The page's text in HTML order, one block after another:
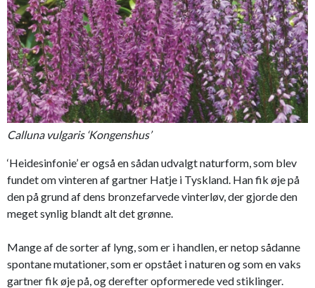
Calluna vulgaris ‘Kongenshus’
‘Heidesinfonie’ er også en sådan udvalgt naturform, som blev
fundet om vinteren af gartner Hatje i Tyskland. Han fik øje på
den på grund af dens bronzefarvede vinterløv, der gjorde den
meget synlig blandt alt det grønne.
Mange af de sorter af lyng, som er i handlen, er netop sådanne
spontane mutationer, som er opstået i naturen og som en vaks
gartner fik øje på, og derefter opformerede ved stiklinger.